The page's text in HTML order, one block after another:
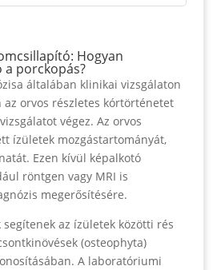
Hogyan
a porckopás?
általában klinikai vizsgálaton
orvos részletes kórtörténetet
végez. Az orvos
ízületek mozgástartományát,
Ezen kívül képalkotó
röntgen vagy MRI is
megerősítésére.
az ízületek közötti rés
(osteophyta)
A laboratóriumi